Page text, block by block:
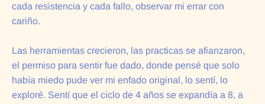
cada resistencia y cada fallo, observar mi errar con
cariño.
Las herramientas crecieron, las practicas se afianzaron,
el permiso para sentir fue dado, donde pensé que solo
había miedo pude ver mi enfado original, lo sentí, lo
exploré. Sentí que el ciclo de 4 años se expandía a 8, a